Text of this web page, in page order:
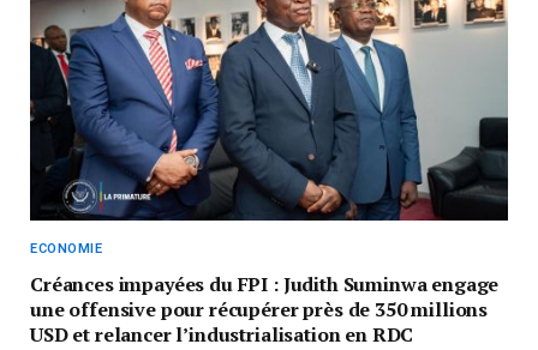
ECONOMIE
Créances impayées du FPI : Judith Suminwa engage
une offensive pour récupérer près de 350 millions
USD et relancer l’industrialisation en RDC